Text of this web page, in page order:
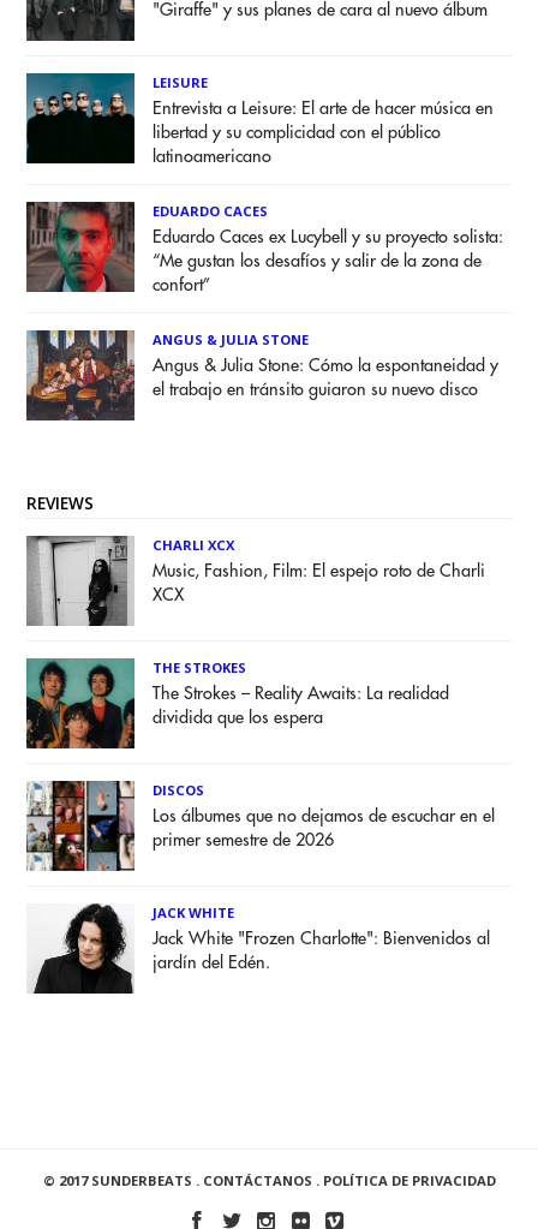
"Giraffe" y sus planes de cara al nuevo álbum
LEISURE
Entrevista a Leisure: El arte de hacer música en
libertad y su complicidad con el público
latinoamericano
EDUARDO CACES
Eduardo Caces ex Lucybell y su proyecto solista:
“Me gustan los desafíos y salir de la zona de
confort”
ANGUS & JULIA STONE
Angus & Julia Stone: Cómo la espontaneidad y
el trabajo en tránsito guiaron su nuevo disco
REVIEWS
CHARLI XCX
Music, Fashion, Film: El espejo roto de Charli
XCX
THE STROKES
The Strokes – Reality Awaits: La realidad
dividida que los espera
DISCOS
Los álbumes que no dejamos de escuchar en el
primer semestre de 2026
JACK WHITE
Jack White "Frozen Charlotte": Bienvenidos al
jardín del Edén.
© 2017 SUNDERBEATS . CONTÁCTANOS . POLÍTICA DE PRIVACIDAD